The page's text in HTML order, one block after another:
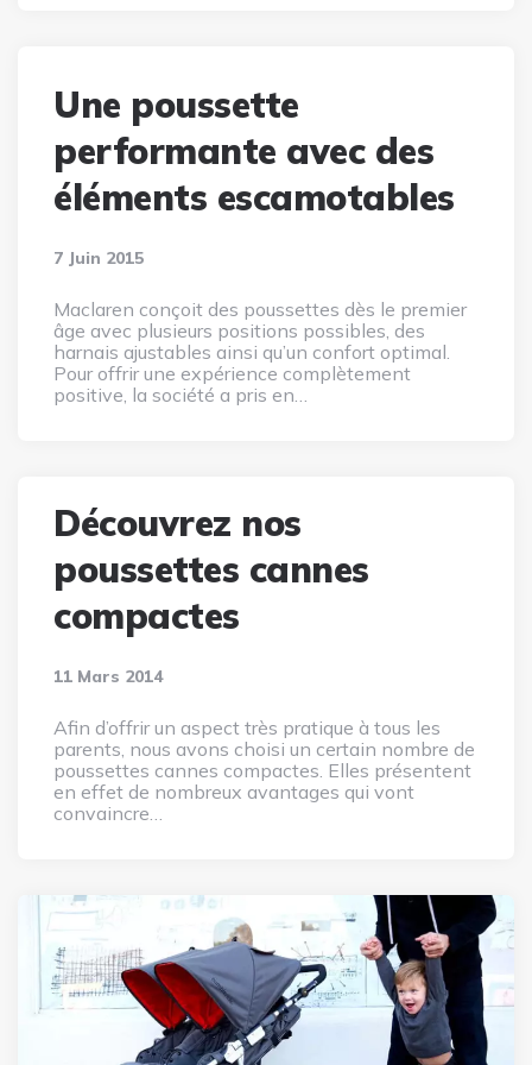
Une poussette
performante avec des
éléments escamotables
7 Juin 2015
Maclaren conçoit des poussettes dès le premier
âge avec plusieurs positions possibles, des
harnais ajustables ainsi qu’un confort optimal.
Pour offrir une expérience complètement
positive, la société a pris en…
Découvrez nos
poussettes cannes
compactes
11 Mars 2014
Afin d’offrir un aspect très pratique à tous les
parents, nous avons choisi un certain nombre de
poussettes cannes compactes. Elles présentent
en effet de nombreux avantages qui vont
convaincre…